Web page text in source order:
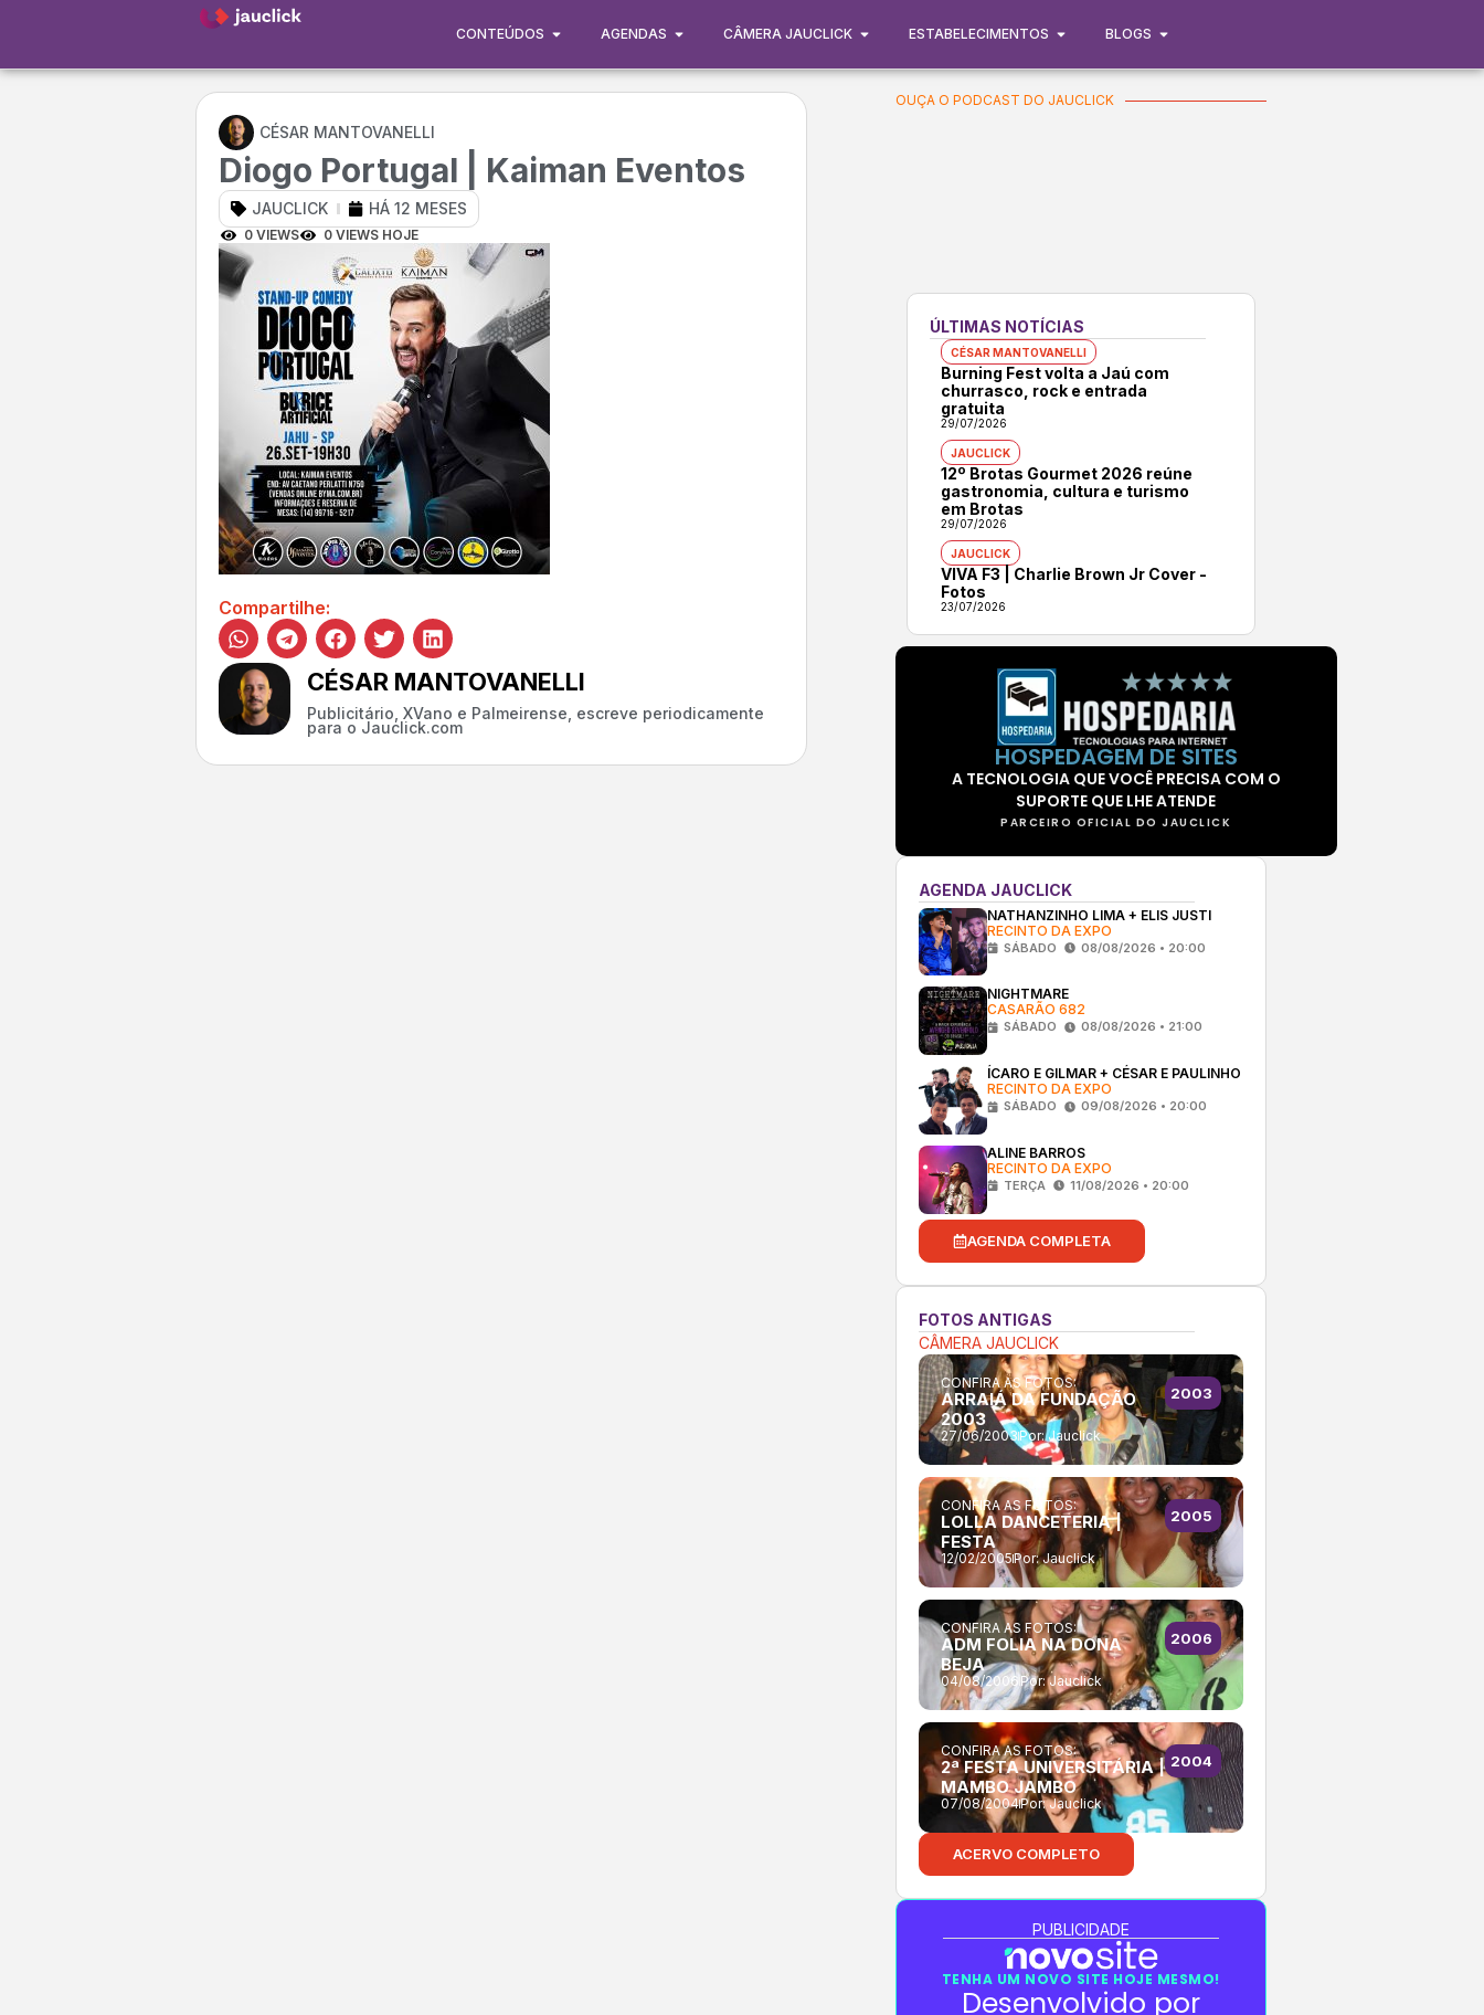
CONTEÚDOS AGENDAS CÂMERA JAUCLICK ESTABELECIMENTOS BLOGS
CÉSAR MANTOVANELLI
Diogo Portugal | Kaiman Eventos
JAUCLICK HÁ 12 MESES
0 VIEWS 0 VIEWS HOJE
Compartilhe:
CÉSAR MANTOVANELLI
Publicitário, XVano e Palmeirense, escreve periodicamente
para o Jauclick.com
OUÇA O PODCAST DO JAUCLICK
ÚLTIMAS NOTÍCIAS
CÉSAR MANTOVANELLI
Burning Fest volta a Jaú com
churrasco, rock e entrada
gratuita
29/07/2026
JAUCLICK
12º Brotas Gourmet 2026 reúne
gastronomia, cultura e turismo
em Brotas
29/07/2026
JAUCLICK
VIVA F3 | Charlie Brown Jr Cover -
Fotos
23/07/2026
HOSPEDAGEM DE SITES
A TECNOLOGIA QUE VOCÊ PRECISA COM O
SUPORTE QUE LHE ATENDE
PARCEIRO OFICIAL DO JAUCLICK
AGENDA JAUCLICK
NATHANZINHO LIMA + ELIS JUSTI
RECINTO DA EXPO
SÁBADO 08/08/2026 • 20:00
NIGHTMARE
CASARÃO 682
SÁBADO 08/08/2026 • 21:00
ÍCARO E GILMAR + CÉSAR E PAULINHO
RECINTO DA EXPO
SÁBADO 09/08/2026 • 20:00
ALINE BARROS
RECINTO DA EXPO
TERÇA 11/08/2026 • 20:00
AGENDA COMPLETA
FOTOS ANTIGAS
CÂMERA JAUCLICK
CONFIRA AS FOTOS:
ARRAIÁ DA FUNDAÇÃO
2003
27/06/2003Por:Jauclick
2003
CONFIRA AS FOTOS:
LOLLA DANCETERIA |
FESTA
12/02/2005Por:Jauclick
2005
CONFIRA AS FOTOS:
ADM FOLIA NA DONA
BEJA
04/08/2006 Por:Jauclick
2006
CONFIRA AS FOTOS:
2ª FESTA UNIVERSITÁRIA |
MAMBO JAMBO
07/08/2004Por:Jauclick
2004
ACERVO COMPLETO
PUBLICIDADE
TENHA UM NOVO SITE HOJE MESMO!
Desenvolvido por